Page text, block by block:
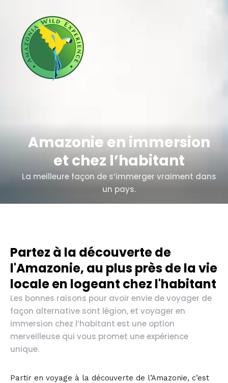
Amazonie en immersion
et chez l’habitant
La meilleure façon de s’immerger vraiment dans
un pays.
Partez à la découverte de
l'Amazonie, au plus près de la vie
locale en logeant chez l'habitant
Les bonnes raisons pour avoir envie de voyager de
façon alternative sont légion, et voyager en
immersion chez l’habitant est une option
merveilleuse qui vous promet une expérience
unique.
Partir en voyage à la découverte de l’Amazonie, c’est